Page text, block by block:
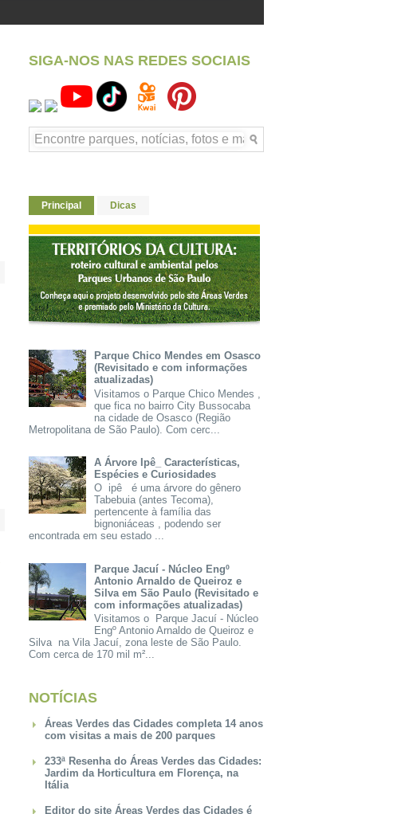
SIGA-NOS NAS REDES SOCIAIS
Principal Dicas
Parque Chico Mendes em Osasco
(Revisitado e com informações
atualizadas)
Visitamos o Parque Chico Mendes ,
que fica no bairro City Bussocaba
na cidade de Osasco (Região
Metropolitana de São Paulo). Com cerc...
A Árvore Ipê_ Características,
Espécies e Curiosidades
O ipê é uma árvore do gênero
Tabebuia (antes Tecoma),
pertencente à família das
bignoniáceas , podendo ser
encontrada em seu estado ...
Parque Jacuí - Núcleo Engº
Antonio Arnaldo de Queiroz e
Silva em São Paulo (Revisitado e
com informações atualizadas)
Visitamos o Parque Jacuí - Núcleo
Engº Antonio Arnaldo de Queiroz e
Silva na Vila Jacuí, zona leste de São Paulo.
Com cerca de 170 mil m²...
NOTÍCIAS
Áreas Verdes das Cidades completa 14 anos
com visitas a mais de 200 parques
233ª Resenha do Áreas Verdes das Cidades:
Jardim da Horticultura em Florença, na
Itália
Editor do site Áreas Verdes das Cidades é